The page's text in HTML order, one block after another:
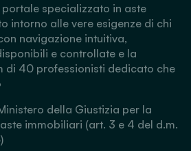
specializzato in aste
intorno alle vere esigenze di chi
navigazione intuitiva,
e controllate e la
di 40 professionisti dedicato che
della Giustizia per la
immobiliari (art. 3 e 4 del d.m.